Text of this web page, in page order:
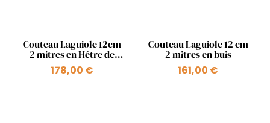
Aperçu rapide
Couteau Laguiole 12cm
2 mitres en Hêtre de
l'Aubrac Bleu roi
178,00 €
Aperçu rapide
Couteau Laguiole 12 cm
2 mitres en buis
161,00 €